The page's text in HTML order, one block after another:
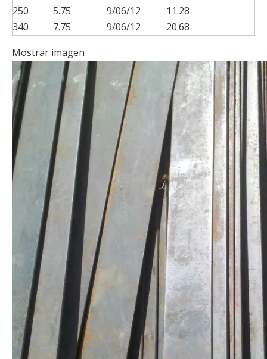
250
5.75 9/06/12
11.28
340
7.75 9/06/12
20.68
Mostrar imagen